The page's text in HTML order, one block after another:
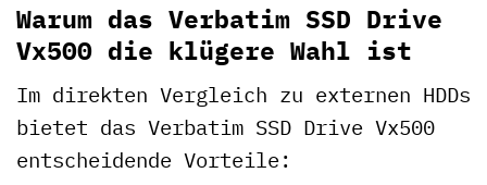
Warum das Verbatim SSD Drive
Vx500 die klügere Wahl ist
Im direkten Vergleich zu externen HDDs
bietet das Verbatim SSD Drive Vx500
entscheidende Vorteile: